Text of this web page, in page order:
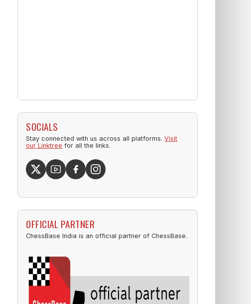
SOCIALS
Stay connected with us across all platforms.Visit
our Linktree for all the links.
OFFICIAL PARTNER
ChessBase India is an official partner of ChessBase.